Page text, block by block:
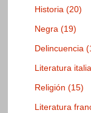
Historia(20)
Negra(19)
Delincuencia
Literatura
Religión (15)
Literatura